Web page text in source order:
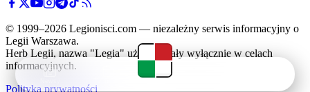
© 1999–2026 Legionisci.com — niezależny serwis informacyjny o
Legii Warszawa.
Herb Legii, nazwa "Legia" użyte zostały wyłącznie w celach
informacyjnych.
Polityka prywatności